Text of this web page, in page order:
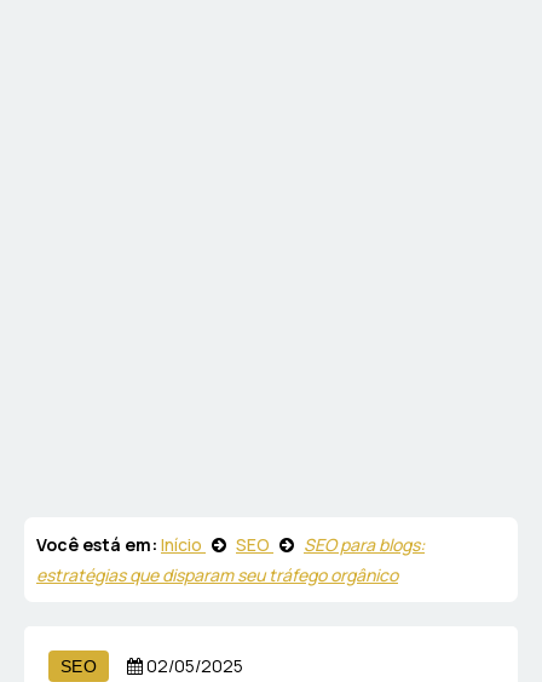
Você está em: Início SEO
SEO para blogs:
estratégias que disparam seu tráfego orgânico
SEO 02/05/2025